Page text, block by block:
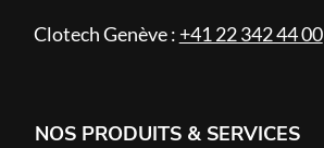
Clotech Genève : +41 22 342 44 00
NOS PRODUITS & SERVICES